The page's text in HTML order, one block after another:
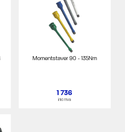
Momentstaver 90 - 135Nm
1 736
inkl mva